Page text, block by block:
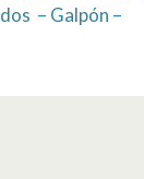
– Galpón –